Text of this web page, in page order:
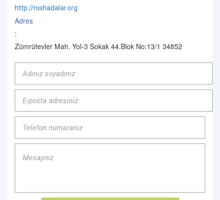
http://nishadalar.org
Adres
:
Zümrütevler Mah. Yol-3 Sokak 44.Blok No:13/1 34852